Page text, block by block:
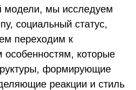
модели, мы исследуем
социальный статус,
переходим к
которые
формирующие
реакции и стиль